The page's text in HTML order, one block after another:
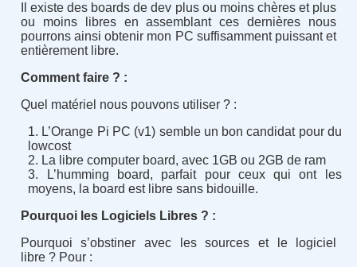
Il existe des boards de dev plus ou moins chères et plus
ou moins libres en assemblant ces dernières nous
pourrons ainsi obtenir mon PC suffisamment puissant et
entièrement libre.
Comment faire ? :
Quel matériel nous pouvons utiliser ? :
L’Orange Pi PC (v1) semble un bon candidat pour du
lowcost
La libre computer board, avec 1GB ou 2GB de ram
L’humming board, parfait pour ceux qui ont les
moyens, la board est libre sans bidouille.
Pourquoi les Logiciels Libres ? :
Pourquoi s’obstiner avec les sources et le logiciel
libre ? Pour :